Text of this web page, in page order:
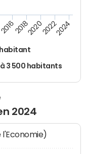
3 500 habitants
20162018202020222024
2024
l'Economie)